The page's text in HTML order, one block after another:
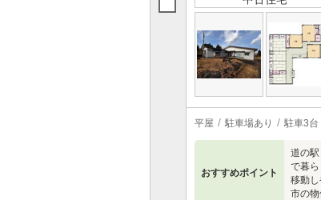
平屋 駐車場あり 駐車3台
おすすめポイント
道の
で暮
移動
市の